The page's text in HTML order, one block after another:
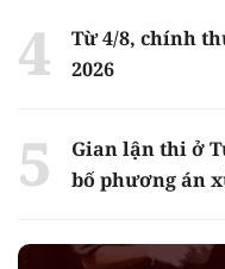
Từ 4/8, chính
2026
Gian lận thi ở
bố phương án